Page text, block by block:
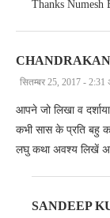
Thanks Numesh
सितम्बर 25, 2017 - 2:31
आपने जो लिखा व
कभी सास के प्रति बहु
लघु कथा अवश्य लिखें
SANDEEP